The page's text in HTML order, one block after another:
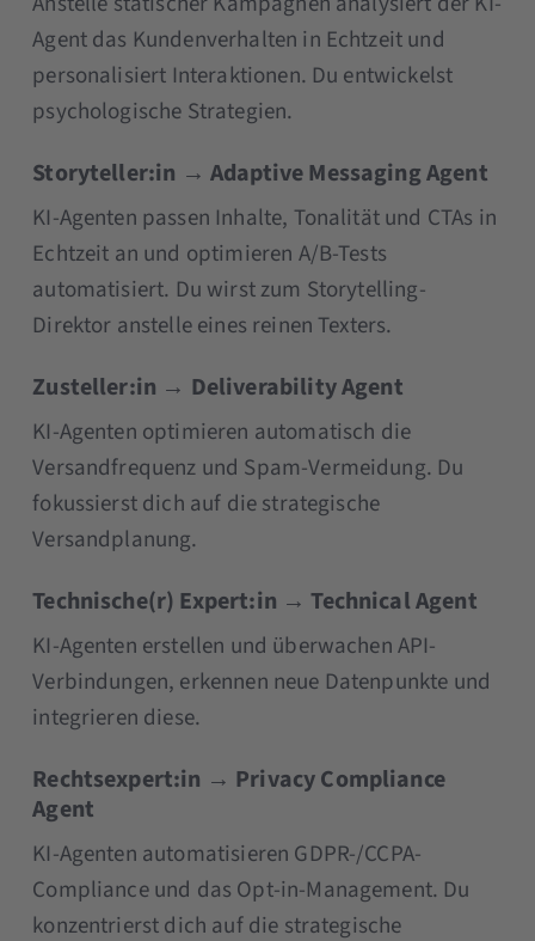
Agent das Kundenverhalten in Echtzeit und
personalisiert Interaktionen. Du entwickelst
psychologische Strategien.
Storyteller:in → Adaptive Messaging Agent
KI-Agenten passen Inhalte, Tonalität und CTAs in
Echtzeit an und optimieren A/B-Tests
automatisiert. Du wirst zum Storytelling-
Direktor anstelle eines reinen Texters.
Zusteller:in → Deliverability Agent
KI-Agenten optimieren automatisch die
Versandfrequenz und Spam-Vermeidung. Du
fokussierst dich auf die strategische
Versandplanung.
Technische(r) Expert:in → Technical Agent
KI-Agenten erstellen und überwachen API-
Verbindungen, erkennen neue Datenpunkte und
integrieren diese.
Rechtsexpert:in → Privacy Compliance
Agent
KI-Agenten automatisieren GDPR-/CCPA-
Compliance und das Opt-in-Management. Du
konzentrierst dich auf die strategische